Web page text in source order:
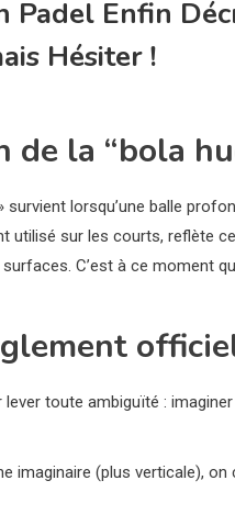
Enfin
Hésiter !
la “bola
survient lorsqu’une balle
utilisé sur les courts, reflète
C’est à ce moment
toute ambiguïté :
imaginaire (plus verticale),